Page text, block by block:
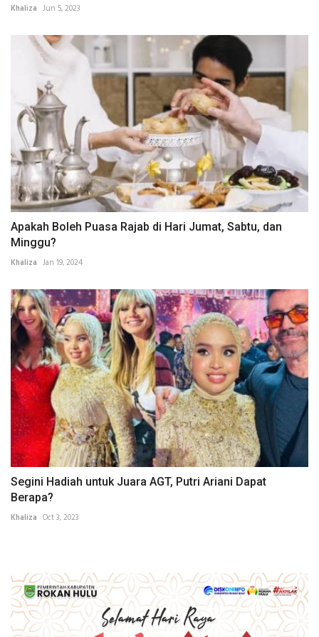
Khaliza Jun 5, 2023
Apakah Boleh Puasa Rajab di Hari Jumat, Sabtu, dan
Minggu?
Khaliza Jan 19, 2024
Segini Hadiah untuk Juara AGT, Putri Ariani Dapat
Berapa?
Khaliza Oct 3, 2023